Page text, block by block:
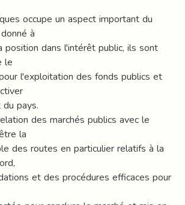
occupe un aspect important du
à
position dans l'intérêt public, ils sont
le
l'exploitation des fonds publics et
pays.
des marchés publics avec le
la
des routes en particulier relatifs à la
et des procédures efficaces pour